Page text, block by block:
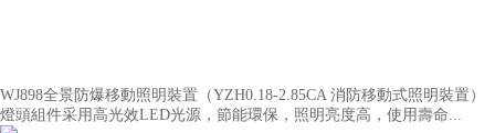
WJ898全景防爆移動照明裝置（YZH0.18-2.85CA 消防移動式照明裝置）
燈頭組件采用高光效LED光源，節能環保，照明亮度高，使用壽命...